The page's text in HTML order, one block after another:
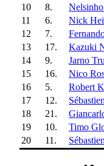
10
8.
11
6. Nick
12
7.
13
17. Kazuki
14
9. Jarno
15
16. Nico
16
5. Robert
17
12.
18
21.
19
10. Timo
20
11.